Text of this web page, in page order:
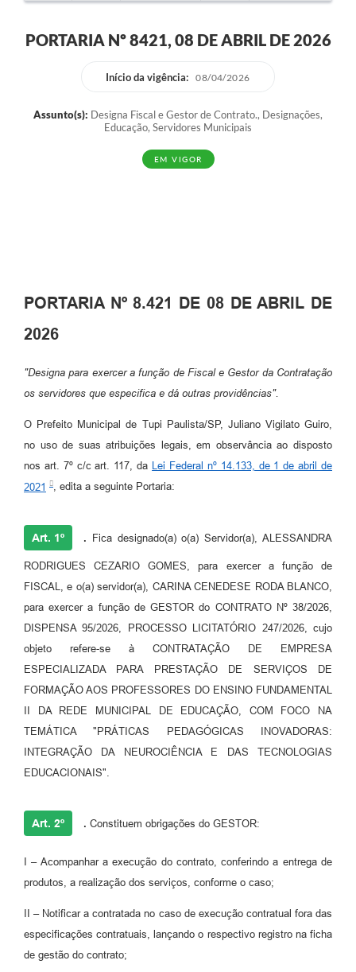
PORTARIA Nº 8421, 08 DE ABRIL DE 2026
Início da vigência: 08/04/2026
Assunto(s): Designa Fiscal e Gestor de Contrato., Designações,
Educação, Servidores Municipais
EM VIGOR
PORTARIA Nº 8.421 DE 08 DE ABRIL DE
2026
"Designa para exercer a função de Fiscal e Gestor da Contratação
os servidores que especifica e dá outras providências".
O Prefeito Municipal de Tupi Paulista/SP, Juliano Vigilato Guiro,
no uso de suas atribuições legais, em observância ao disposto
nos art. 7º c/c art. 117, da Lei Federal nº 14.133, de 1 de abril de
2021
, edita a seguinte Portaria:
Art. 1º . Fica designado(a) o(a) Servidor(a), ALESSANDRA
RODRIGUES CEZARIO GOMES, para exercer a função de
FISCAL, e o(a) servidor(a), CARINA CENEDESE RODA BLANCO,
para exercer a função de GESTOR do CONTRATO Nº 38/2026,
DISPENSA 95/2026, PROCESSO LICITATÓRIO 247/2026, cujo
objeto refere-se à CONTRATAÇÃO DE EMPRESA
ESPECIALIZADA PARA PRESTAÇÃO DE SERVIÇOS DE
FORMAÇÃO AOS PROFESSORES DO ENSINO FUNDAMENTAL
II DA REDE MUNICIPAL DE EDUCAÇÃO, COM FOCO NA
TEMÁTICA "PRÁTICAS PEDAGÓGICAS INOVADORAS:
INTEGRAÇÃO DA NEUROCIÊNCIA E DAS TECNOLOGIAS
EDUCACIONAIS".
Art. 2º . Constituem obrigações do GESTOR:
I – Acompanhar a execução do contrato, conferindo a entrega de
produtos, a realização dos serviços, conforme o caso;
II – Notificar a contratada no caso de execução contratual fora das
especificações contratuais, lançando o respectivo registro na ficha
de gestão do contrato;